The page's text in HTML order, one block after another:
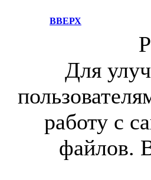
ВВЕРХ
Для
работу с
файлов.